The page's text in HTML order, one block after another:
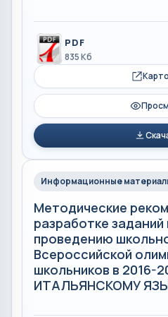
PDF
835 Кб
Информационные
Методические
разработке заданий
проведению
Всероссийской
школьников в 2016-
ИТАЛЬЯНСКОМУ